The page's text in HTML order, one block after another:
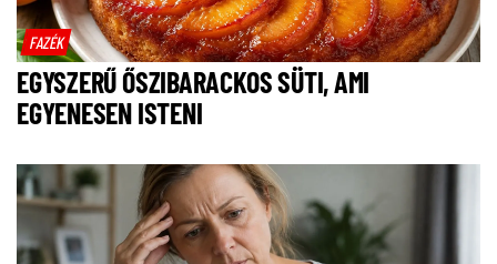
FAZÉK
EGYSZERŰ ŐSZIBARACKOS SÜTI, AMI
EGYENESEN ISTENI